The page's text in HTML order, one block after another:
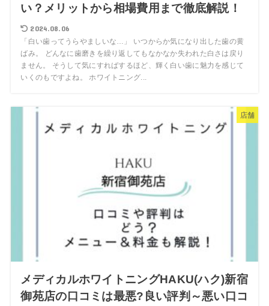
い？メリットから相場費用まで徹底解説！
2024.08.06
「白い歯ってうらやましいな…」 いつからか気になり出した歯の黄
ばみ。 どんなに歯磨きを繰り返してもなかなか失われた白さは戻り
ません。 そうして気にすればするほど、輝く白い歯に魅力を感じて
いくのもですよね。 ホワイトニング...
店舗
メディカルホワイトニングHAKU(ハク)新宿
御苑店の口コミは最悪?良い評判～悪い口コ